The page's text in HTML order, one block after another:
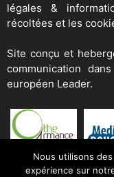
légales &
récoltées et les
Site conçu et
communication
européen Leader.
Nous utilisons
expérience sur